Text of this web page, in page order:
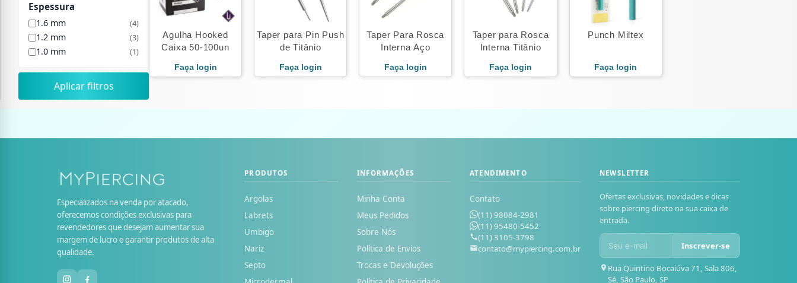
Espessura
1.6 mm (4)
1.2 mm (3)
1.0 mm (1)
Aplicar filtros
Agulha Hooked
Caixa 50-100un
Faça login
Taper para Pin Push
de Titânio
Faça login
Taper Para Rosca
Interna Aço
Faça login
Taper para Rosca
Interna Titânio
Faça login
Punch Miltex
Faça login
Especializados na venda por atacado,
oferecemos condições exclusivas para
revendedores que desejam aumentar sua
margem de lucro e garantir produtos de alta
qualidade.
PRODUTOS
Argolas
Labrets
Umbigo
Nariz
Septo
INFORMAÇÕES
Minha Conta
Meus Pedidos
Sobre Nós
Política de Envios
Trocas e Devoluções
ATENDIMENTO
Contato
(11) 98084-2981
(11) 95480-5452
(11) 3105-3798
contato@mypiercing.com.br
NEWSLETTER
Ofertas exclusivas, novidades e dicas
sobre piercing direto na sua caixa de
entrada.
Inscrever-se
Rua Quintino Bocaiúva 71, Sala 806,
Sé, São Paulo, SP